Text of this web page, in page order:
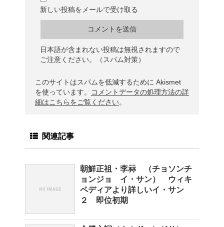
新しい投稿をメールで受け取る
日本語が含まれない投稿は無視されますので
ご注意ください。（スパム対策）
このサイトはスパムを低減するために Akismet
を使っています。
コメントデータの処理方法の詳
細はこちらをご覧ください。
関連記事
朝鮮正祖・李祘 （チョソンチ
ョンジョ イ・サン） ウィキ
ペディアより詳しいイ・サン
２ 即位初期